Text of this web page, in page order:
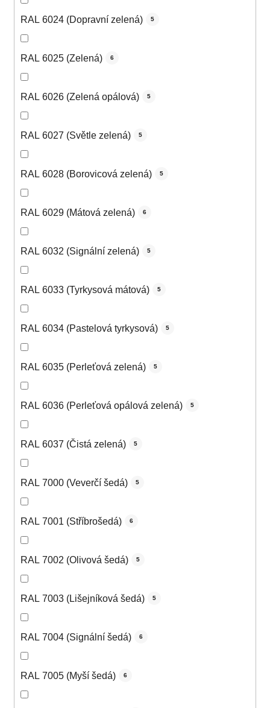
RAL 6024 (Dopravní zelená) 5
RAL 6025 (Zelená) 6
RAL 6026 (Zelená opálová) 5
RAL 6027 (Světle zelená) 5
RAL 6028 (Borovicová zelená) 5
RAL 6029 (Mátová zelená) 6
RAL 6032 (Signální zelená) 5
RAL 6033 (Tyrkysová mátová) 5
RAL 6034 (Pastelová tyrkysová) 5
RAL 6035 (Perleťová zelená) 5
RAL 6036 (Perleťová opálová zelená) 5
RAL 6037 (Čistá zelená) 5
RAL 7000 (Veverčí šedá) 5
RAL 7001 (Stříbrošedá) 6
RAL 7002 (Olivová šedá) 5
RAL 7003 (Lišejníková šedá) 5
RAL 7004 (Signální šedá) 6
RAL 7005 (Myší šedá) 6